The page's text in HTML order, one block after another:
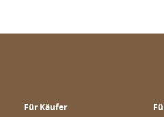
Für Käufer